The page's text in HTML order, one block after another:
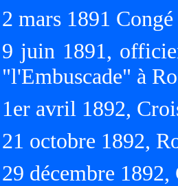
2 mars 1891
9 juin 1891,
"l'Embuscade" à
1er avril 1892,
21 octobre 1892,
29 décembre